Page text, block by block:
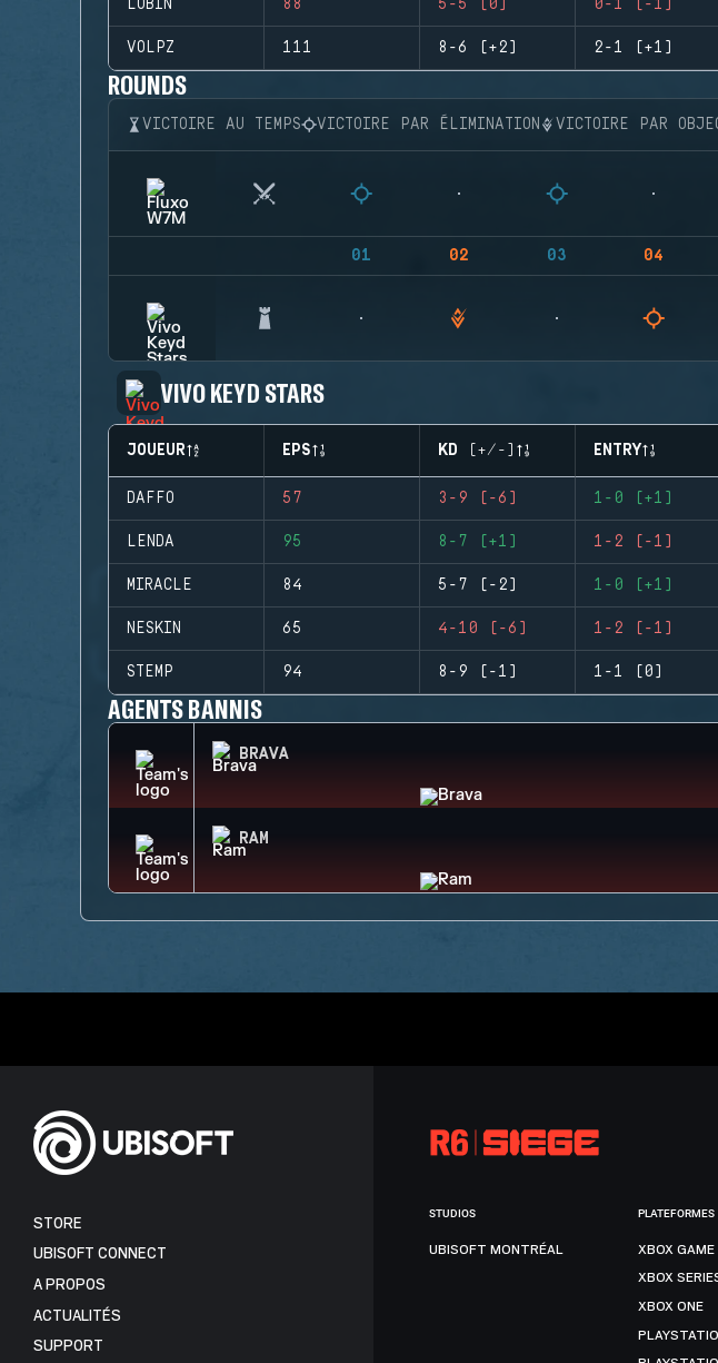
LOBIN 88 5-5 (0) 0-1 (-1)
VOLPZ 111 8-6 (+2) 2-1 (+1)
ROUNDS
VICTOIRE AU TEMPS VICTOIRE PAR ÉLIMINATION VICTOIRE PAR
01 02 03 04
VIVO KEYD STARS
JOUEUR EPS KD (+/-) ENTRY
DAFFO 57 3-9 (-6) 1-0 (+1)
LENDA 95 8-7 (+1) 1-2 (-1)
MIRACLE 84 5-7 (-2) 1-0 (+1)
NESKIN 65 4-10 (-6) 1-2 (-1)
STEMP 94 8-9 (-1) 1-1 (0)
AGENTS BANNIS
BRAVA
RAM
STORE
UBISOFT CONNECT
A PROPOS
ACTUALITÉS
SUPPORT
STUDIOS
UBISOFT MONTRÉAL
PLATEFORMES
XBOX GAME
XBOX
XBOX ONE